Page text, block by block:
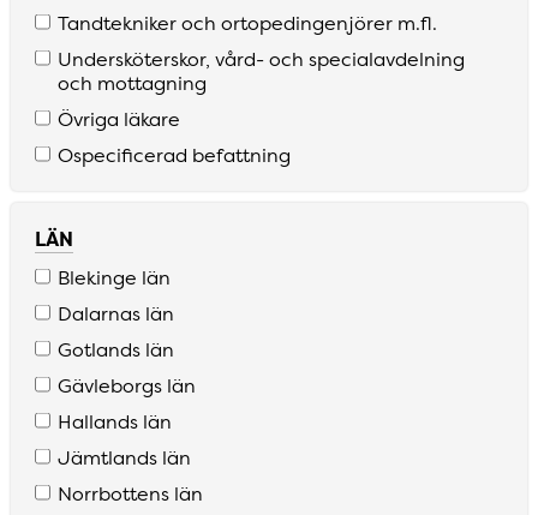
Tandtekniker och ortopedingenjörer m­.fl­.
Undersköterskor­, vård­- och specialavdelning
och mottagning
Övriga läkare
Ospecificerad befattning
LÄN
Blekinge län
Dalarnas län
Gotlands län
Gävleborgs län
Hallands län
Jämtlands län
Norrbottens län